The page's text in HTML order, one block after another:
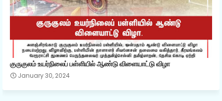
குருகுலம் உயர்நிலைப் பள்ளியில் ஆண்டு விளையாட்டு விழா
January 30, 2024